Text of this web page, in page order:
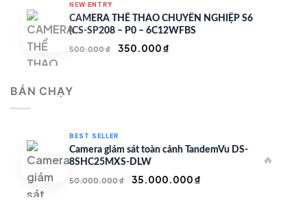
7.000.000 ₫.là:
4.900.000 ₫.
NEW ENTRY
CAMERA THỂ THAO CHUYÊN NGHIỆP S6
(CS-SP208 – P0 – 6C12WFBS
500.000₫
Giá
350.000₫
BÁN CHẠY
BEST SELLER
Camera giám sát toàn cảnh TandemVu DS-
8SHC25MXS-DLW
50.000.000₫
Giá
35.000.000₫
🔥